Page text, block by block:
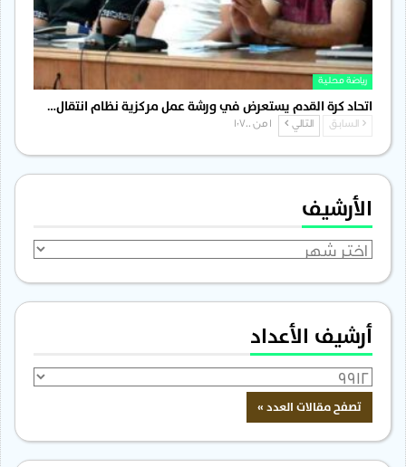
رياضة محلية
اتحاد كرة القدم يستعرض في ورشة عمل مركزية نظام انتقال…
السابق التالي
الأرشيف
الأرشيف
أرشيف الأعداد